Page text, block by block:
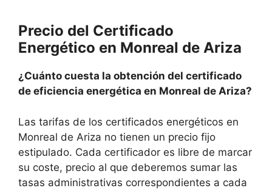
Precio del Certificado
Energético en Monreal de Ariza
¿Cuánto cuesta la obtención del certificado
de eficiencia energética en Monreal de Ariza?
Las tarifas de los certificados energéticos en
Monreal de Ariza no tienen un precio fijo
estipulado. Cada certificador es libre de marcar
su coste, precio al que deberemos sumar las
tasas administrativas correspondientes a cada